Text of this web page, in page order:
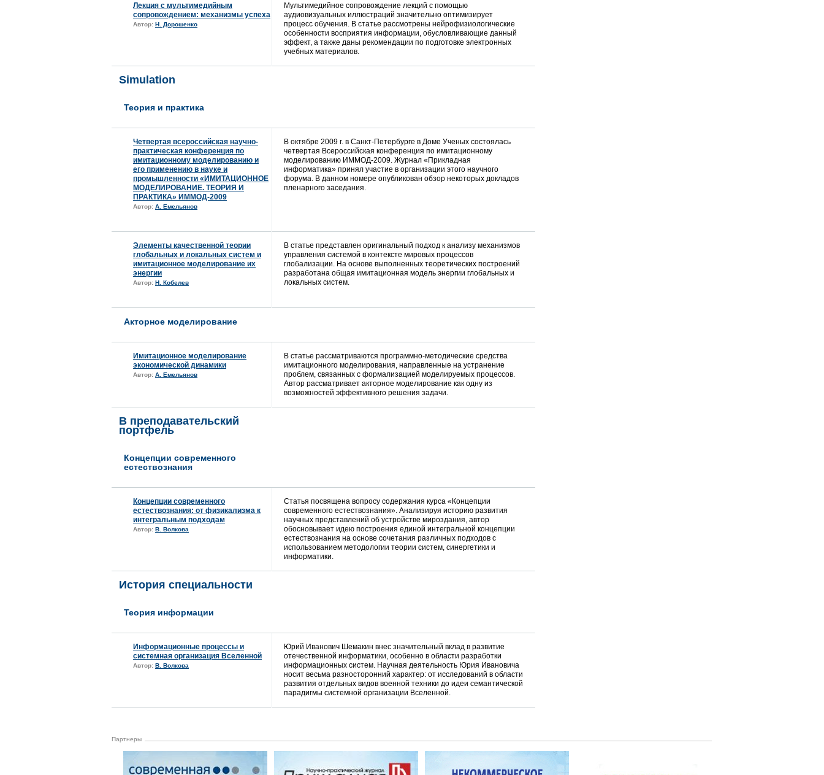
Лекция с мультимедийным
сопровождением: механизмы успеха
Автор: Н. Дорошенко
Мультимедийное сопровождение лекций с помощью
аудиовизуальных иллюстраций значительно оптимизирует
процесс обучения. В статье рассмотрены нейрофизиологические
особенности восприятия информации, обусловливающие данный
эффект, а также даны рекомендации по подготовке электронных
учебных материалов.
Simulation
Теория и практика
Четвертая всероссийская научно-
практическая конференция по
имитационному моделированию и
его применению в науке и
промышленности «ИМИТАЦИОННОЕ
МОДЕЛИРОВАНИЕ. ТЕОРИЯ И
ПРАКТИКА» ИММОД-2009
Автор: А. Емельянов
В октябре 2009 г. в Санкт-Петербурге в Доме Ученых состоялась
четвертая Всероссийская конференция по имитационному
моделированию ИММОД-2009. Журнал «Прикладная
информатика» принял участие в организации этого научного
форума. В данном номере опубликован обзор некоторых докладов
пленарного заседания.
Элементы качественной теории
глобальных и локальных систем и
имитационное моделирование их
энергии
Автор: Н. Кобелев
В статье представлен оригинальный подход к анализу механизмов
управления системой в контексте мировых процессов
глобализации. На основе выполненных теоретических построений
разработана общая имитационная модель энергии глобальных и
локальных систем.
Акторное моделирование
Имитационное моделирование
экономической динамики
Автор: А. Емельянов
В статье рассматриваются программно-методические средства
имитационного моделирования, направленные на устранение
проблем, связанных с формализацией моделируемых процессов.
Автор рассматривает акторное моделирование как одну из
возможностей эффективного решения задачи.
В преподавательский
портфель
Концепции современного
естествознания
Концепции современного
естествознания: от физикализма к
интегральным подходам
Автор: В. Волкова
Статья посвящена вопросу содержания курса «Концепции
современного естествознания». Анализируя историю развития
научных представлений об устройстве мироздания, автор
обосновывает идею построения единой интегральной концепции
естествознания на основе сочетания различных подходов с
использованием методологии теории систем, синергетики и
информатики.
История специальности
Теория информации
Информационные процессы и
системная организация Вселенной
Автор: В. Волкова
Юрий Иванович Шемакин внес значительный вклад в развитие
отечественной информатики, особенно в области разработки
информационных систем. Научная деятельность Юрия Ивановича
носит весьма разносторонний характер: от исследований в области
развития отдельных видов военной техники до идеи семантической
парадигмы системной организации Вселенной.
Партнеры